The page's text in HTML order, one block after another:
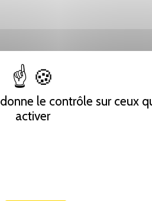
le contrôle sur ceux
activer